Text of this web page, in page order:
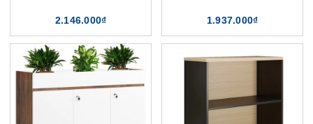
2.146.000₫ 1.937.000₫